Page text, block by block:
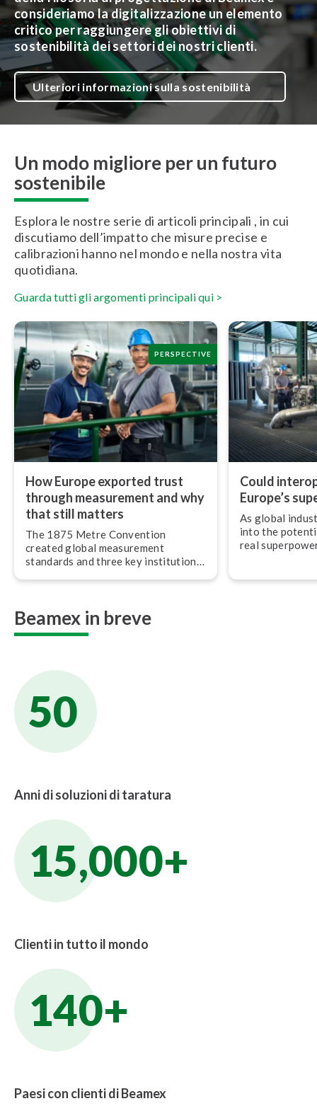
consideriamo la digitalizzazione un elemento
critico per raggiungere gli obiettivi di
sostenibilità dei settori dei nostri clienti.
Ulteriori informazioni sulla sostenibilità
Un modo migliore per un futuro
sostenibile
Esplora le nostre serie di articoli principali , in cui
discutiamo dell’impatto che misure precise e
calibrazioni hanno nel mondo e nella nostra vita
quotidiana.
Guarda tutti gli argomenti principali qui >
PERSPECTIVE
How Europe exported trust
through measurement and why
that still matters
The 1875 Metre Convention
created global measurement
standards and three key in­sti­tu­tions
Could
Europe’s
As global
into the
real
Beamex in breve
50
Anni di soluzioni di taratura
15,000+
Clienti in tutto il mondo
140+
Paesi con clienti di Beamex